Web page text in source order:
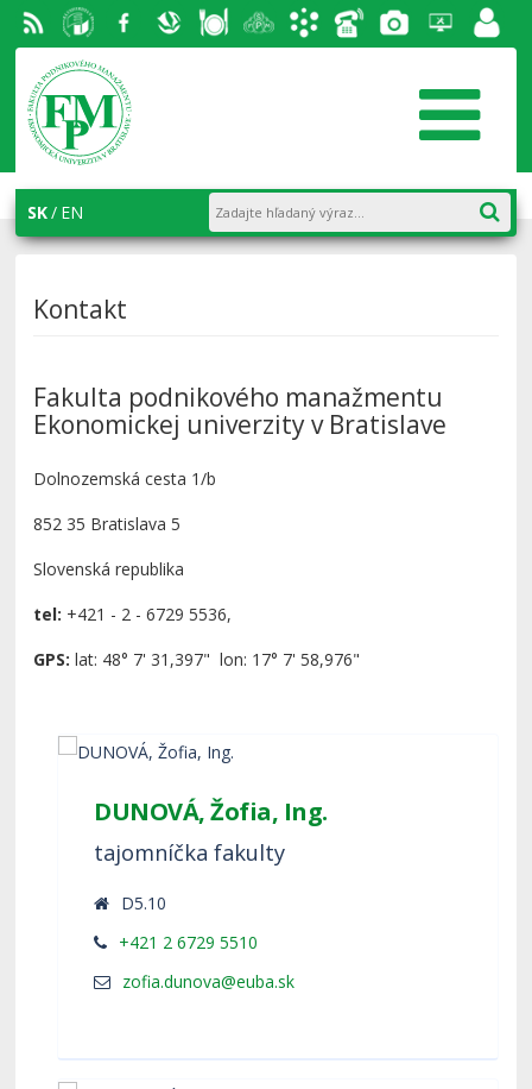
RSS EU v
Bratislave
Facebook
AiS2
portál
SK EN
Kontakt
Fakulta podnikového manažmentu
Ekonomickej univerzity v Bratislave
Dolnozemská cesta 1/b
852 35 Bratislava 5
Slovenská republika
tel: +421 - 2 - 6729 5536,
GPS: lat: 48° 7' 31,397" lon: 17° 7' 58,976"
DUNOVÁ, Žofia, Ing.
tajomníčka fakulty
D5.10
+421 2 6729 5510